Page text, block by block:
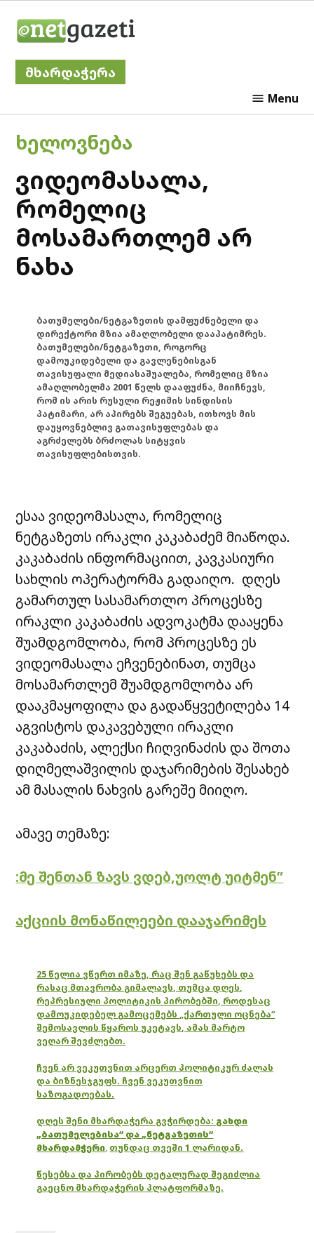
მხარდაჭერა
Menu
POSTED
ᲮᲔᲚᲝᲕᲜᲔᲑᲐ
ვიდეომასალა,
რომელიც
მოსამართლემ არ
ნახა
ბათუმელები/ნეტგაზეთის დამფუძნებელი და
დირექტორი მზია ამაღლობელი დააპატიმრეს.
ბათუმელები/ნეტგაზეთი, როგორც
დამოუკიდებელი და გავლენებისგან
თავისუფალი მედიასაშუალება, რომელიც მზია
ამაღლობელმა 2001 წელს დააფუძნა, მიიჩნევს,
რომ ის არის რუსული რეჟიმის სინდისის
პატიმარი, არ აპირებს შეგუებას, ითხოვს მის
დაუყოვნებლივ გათავისუფლებას და
აგრძელებს ბრძოლას სიტყვის
თავისუფლებისთვის.
ესაა ვიდეომასალა, რომელიც
ნეტგაზეთს ირაკლი კაკაბაძემ მიაწოდა.
კაკაბაძის ინფორმაციით, კავკასიური
სახლის ოპერატორმა გადაიღო. დღეს
გამართულ სასამართლო პროცესზე
ირაკლი კაკაბაძის ადვოკატმა დააყენა
შუამდგომლობა, რომ პროცესზე ეს
ვიდეომასალა ეჩვენებინათ, თუმცა
მოსამართლემ შუამდგომლობა არ
დააკმაყოფილა და გადაწყვეტილება 14
აგვისტოს დაკავებული ირაკლი
კაკაბაძის, ალექსი ჩიღვინაძის და შოთა
დიღმელაშვილის დაჯარიმების შესახებ
ამ მასალის ნახვის გარეშე მიიღო.
ამავე თემაზე:
:მე შენთან ზავს ვდებ,უოლტ უიტმენ”
აქციის მონაწილეები დააჯარიმეს
25 წელია ვწერთ იმაზე, რაც შენ გაწუხებს და
რასაც მთავრობა გიმალავს, თუმცა დღეს,
რეპრესიული პოლიტიკის პირობებში, როდესაც
დამოუკიდებელ გამოცემებს „ქართული ოცნება“
შემოსავლის წყაროს უკეტავს, ამას მარტო
ვეღარ შევძლებთ.
ჩვენ არ ვეკუთვნით არცერთ პოლიტიკურ ძალას
და ბიზნესჯგუფს. ჩვენ ვეკუთვნით
საზოგადოებას.
დღეს შენი მხარდაჭერა გვჭირდება: გახდი
„ბათუმელებისა“ და „ნეტგაზეთის“
მხარდამჭერი, თუნდაც თვეში 1 ლარიდან.
წესებსა და პირობებს დეტალურად შეგიძლია
გაეცნო მხარდაჭერის პლატფორმაზე.